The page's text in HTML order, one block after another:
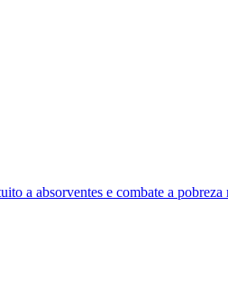
a absorventes e combate a pobreza